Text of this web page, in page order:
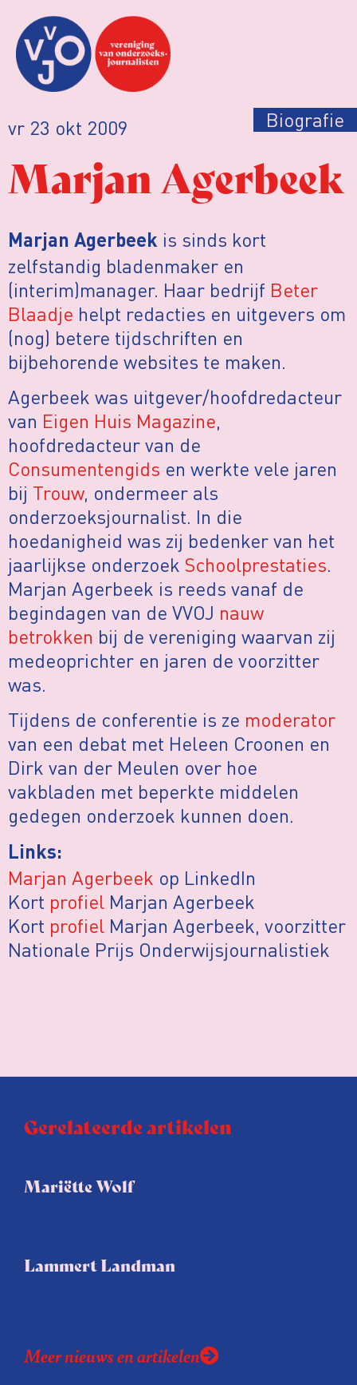
vr 23 okt 2009 Biografie
Marjan Agerbeek
Marjan Agerbeek is sinds kort
zelfstandig bladenmaker en
(interim)manager. Haar bedrijf Beter
Blaadje helpt redacties en uitgevers om
(nog) betere tijdschriften en
bijbehorende websites te maken.
Agerbeek was uitgever/hoofdredacteur
van Eigen Huis Magazine,
hoofdredacteur van de
Consumentengids en werkte vele jaren
bij Trouw, ondermeer als
onderzoeksjournalist. In die
hoedanigheid was zij bedenker van het
jaarlijkse onderzoek Schoolprestaties.
Marjan Agerbeek is reeds vanaf de
begindagen van de VVOJ nauw
betrokken bij de vereniging waarvan zij
medeoprichter en jaren de voorzitter
was.
Tijdens de conferentie is ze moderator
van een debat met Heleen Croonen en
Dirk van der Meulen over hoe
vakbladen met beperkte middelen
gedegen onderzoek kunnen doen.
Links:
Marjan Agerbeek op LinkedIn
Kort profiel Marjan Agerbeek
Kort profiel Marjan Agerbeek, voorzitter
Nationale Prijs Onderwijsjournalistiek
Gerelateerde artikelen
Mariëtte Wolf
Lammert Landman
Meer nieuws en artikelen